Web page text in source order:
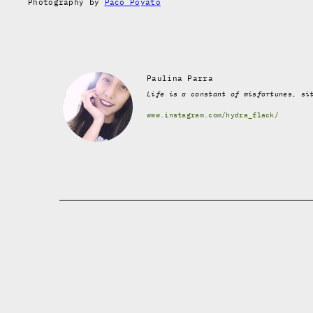
Photography by Paco Poyato
Paulina Parra
Life is a constant of misfortunes, sit
www.instagram.com/hydra_flack/